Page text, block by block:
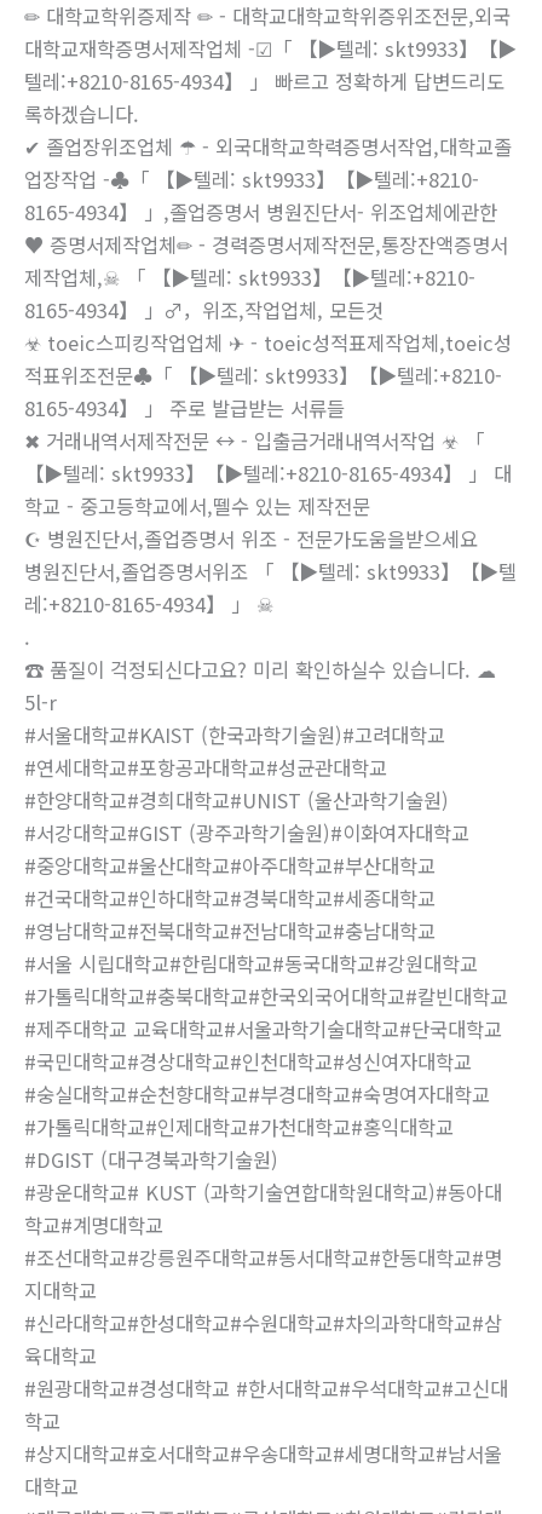
✏ 대학교학위증제작 ✏ - 대학교대학교학위증위조전문,외국
대학교재학증명서제작업체 -☑「 【▶텔레: skt9933】【▶
텔레:+8210-8165-4934】 」 빠르고 정확하게 답변드리도
록하겠습니다.
✔ 졸업장위조업체 ☂ - 외국대학교학력증명서작업,대학교졸
업장작업 -♣「 【▶텔레: skt9933】【▶텔레:+8210-
8165-4934】 」,졸업증명서 병원진단서- 위조업체에관한
♥ 증명서제작업체✏ - 경력증명서제작전문,통장잔액증명서
제작업체,☠ 「 【▶텔레: skt9933】【▶텔레:+8210-
8165-4934】 」♂，위조,작업업체, 모든것
☣ toeic스피킹작업업체 ✈ - toeic성적표제작업체,toeic성
적표위조전문♣「 【▶텔레: skt9933】【▶텔레:+8210-
8165-4934】 」 주로 발급받는 서류들
✖ 거래내역서제작전문 ↔ - 입출금거래내역서작업 ☣ 「
【▶텔레: skt9933】【▶텔레:+8210-8165-4934】 」 대
학교 - 중고등학교에서,뗄수 있는 제작전문
☪ 병원진단서,졸업증명서 위조 - 전문가도움을받으세요
병원진단서,졸업증명서위조 「 【▶텔레: skt9933】【▶텔
레:+8210-8165-4934】 」 ☠
.
☎ 품질이 걱정되신다고요? 미리 확인하실수 있습니다. ☁
5l-r
#서울대학교#KAIST (한국과학기술원)#고려대학교
#연세대학교#포항공과대학교#성균관대학교
#한양대학교#경희대학교#UNIST (울산과학기술원)
#서강대학교#GIST (광주과학기술원)#이화여자대학교
#중앙대학교#울산대학교#아주대학교#부산대학교
#건국대학교#인하대학교#경북대학교#세종대학교
#영남대학교#전북대학교#전남대학교#충남대학교
#서울 시립대학교#한림대학교#동국대학교#강원대학교
#가톨릭대학교#충북대학교#한국외국어대학교#칼빈대학교
#제주대학교 교육대학교#서울과학기술대학교#단국대학교
#국민대학교#경상대학교#인천대학교#성신여자대학교
#숭실대학교#순천향대학교#부경대학교#숙명여자대학교
#가톨릭대학교#인제대학교#가천대학교#홍익대학교
#DGIST (대구경북과학기술원)
#광운대학교# KUST (과학기술연합대학원대학교)#동아대
학교#계명대학교
#조선대학교#강릉원주대학교#동서대학교#한동대학교#명
지대학교
#신라대학교#한성대학교#수원대학교#차의과학대학교#삼
육대학교
#원광대학교#경성대학교 #한서대학교#우석대학교#고신대
학교
#상지대학교#호서대학교#우송대학교#세명대학교#남서울
대학교